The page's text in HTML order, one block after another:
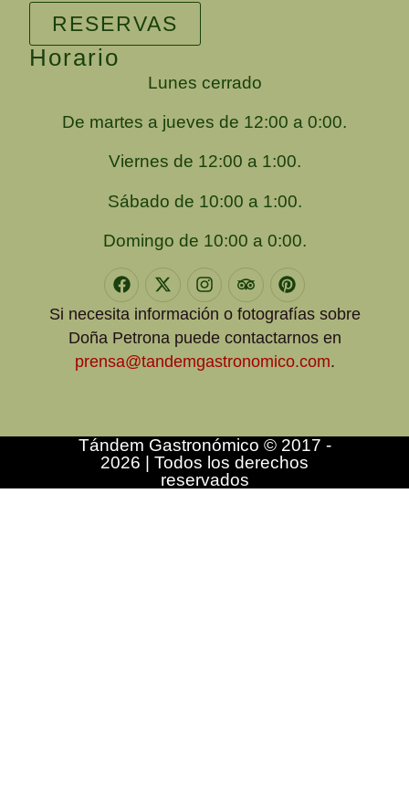
Horario
Lunes cerrado
De martes a jueves de 12:00 a 0:00.
Viernes de 12:00 a 1:00.
Sábado de 10:00 a 1:00.
Domingo de 10:00 a 0:00.
Si necesita información o fotografías sobre
Doña Petrona puede contactarnos en
prensa@tandemgastronomico.com.
RESERVAS
Tándem Gastronómico © 2017 -
2026 | Todos los derechos
reservados